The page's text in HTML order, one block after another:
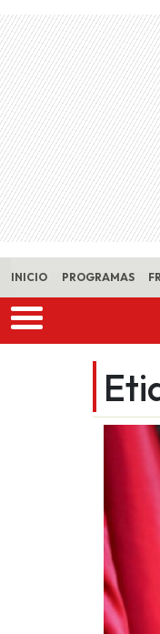
Skip to main content
INICIO PROGRAMAS